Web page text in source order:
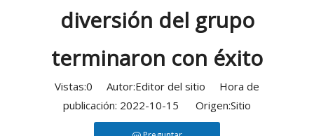
diversión del grupo
terminaron con éxito
Vistas:0 Autor:Editor del sitio Hora de
publicación: 2022-10-15 Origen:Sitio